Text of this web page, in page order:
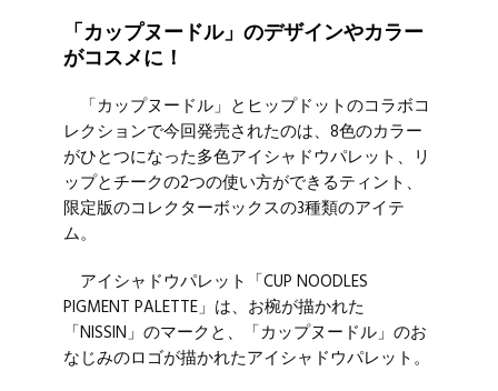
「カップヌードル」のデザインやカラー
がコスメに！
「カップヌードル」とヒップドットのコラボコ
レクションで今回発売されたのは、8色のカラー
がひとつになった多色アイシャドウパレット、リ
ップとチークの2つの使い方ができるティント、
限定版のコレクターボックスの3種類のアイテ
ム。
アイシャドウパレット「CUP NOODLES
PIGMENT PALETTE」は、お椀が描かれた
「NISSIN」のマークと、「カップヌードル」のお
なじみのロゴが描かれたアイシャドウパレット。